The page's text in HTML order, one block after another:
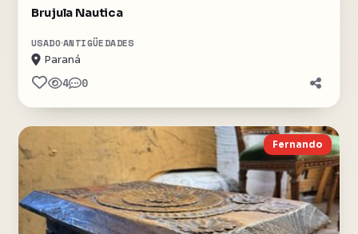
Brujula Nautica
USADO ANTIGÜEDADES
Paraná
4 0
Fernando